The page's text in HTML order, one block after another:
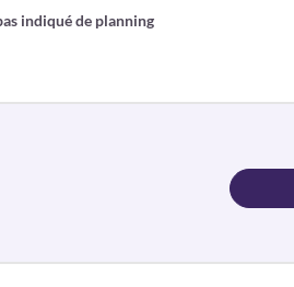
indiqué de planning